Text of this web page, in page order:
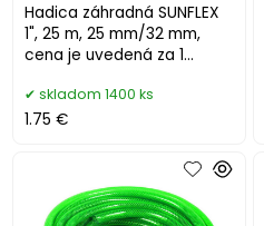
Hadica záhradná SUNFLEX
1", 25 m, 25 mm/32 mm,
cena je uvedená za 1
skladom 1400 ks
1.75 €